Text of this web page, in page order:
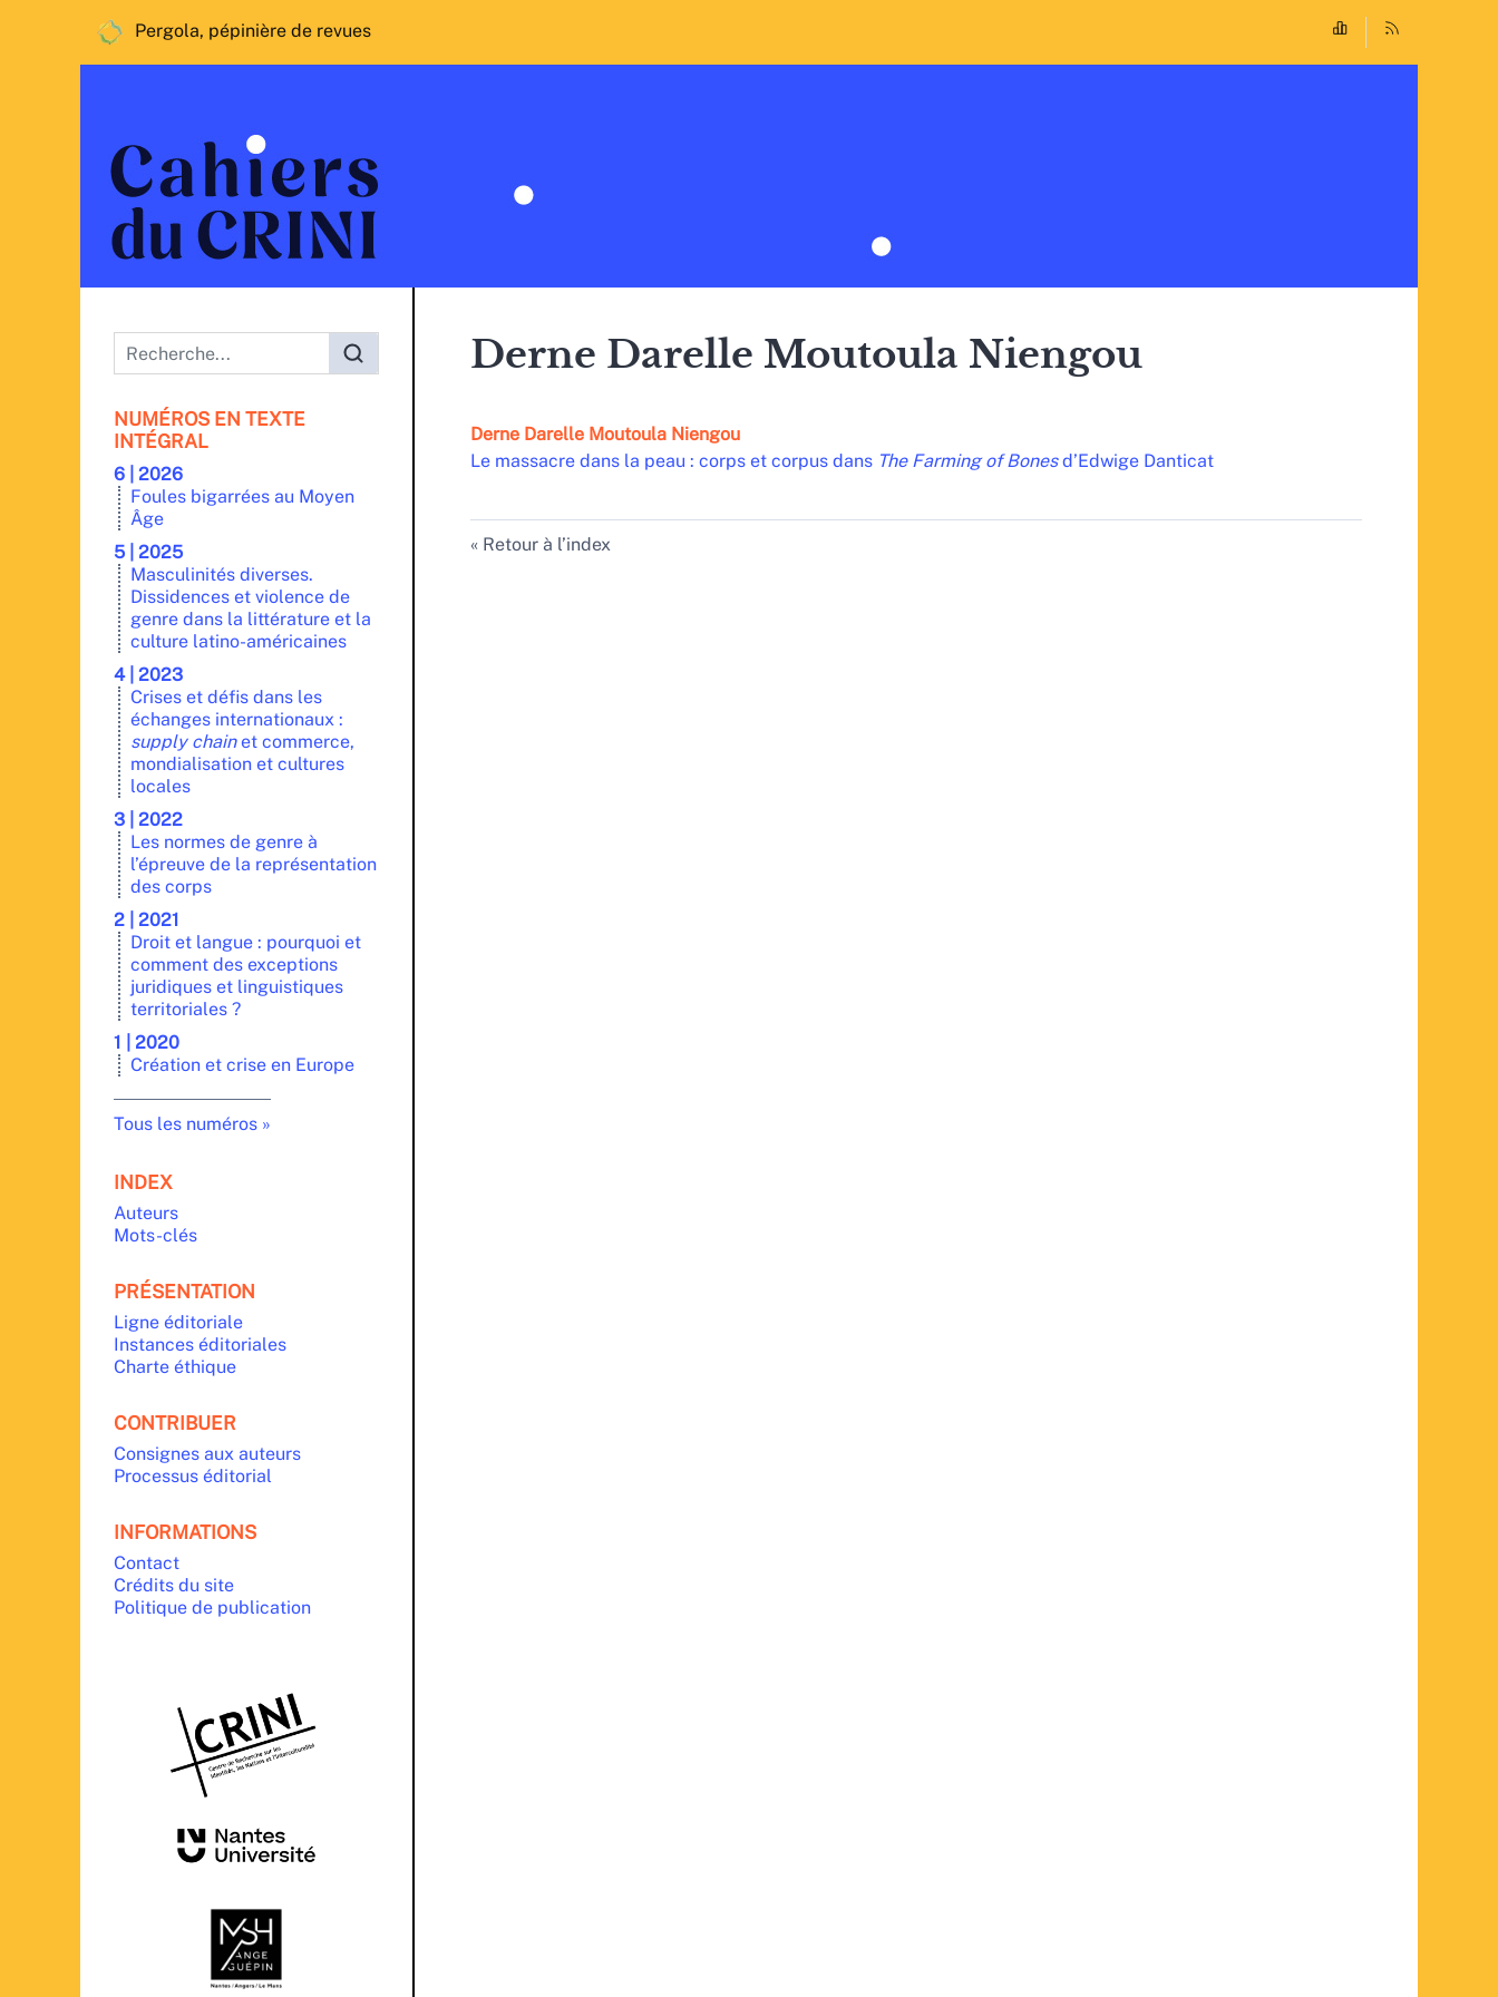
Pergola, pépinière de revues
Menu principal
NUMÉROS EN TEXTE
INTÉGRAL
6 | 2026
Foules bigarrées au Moyen
Âge
5 | 2025
Masculinités diverses.
Dissidences et violence de
genre dans la littérature et la
culture latino-américaines
4 | 2023
Crises et défis dans les
échanges internationaux :
supply chainet commerce,
mondialisation et cultures
locales
3 | 2022
Les normes de genre à
l’épreuve de la représentation
des corps
2 | 2021
Droit et langue : pourquoi et
comment des exceptions
juridiques et linguistiques
territoriales ?
1 | 2020
Création et crise en Europe
Tous les numéros
INDEX
Auteurs
Mots-clés
PRÉSENTATION
Ligne éditoriale
Instances éditoriales
Charte éthique
CONTRIBUER
Consignes aux auteurs
Processus éditorial
INFORMATIONS
Contact
Crédits du site
Politique de publication
Derne Darelle Moutoula Niengou
Derne Darelle Moutoula Niengou
Le massacre dans la peau : corps et corpus dans The Farming of Bonesd’Edwige Danticat
Retour à l’index